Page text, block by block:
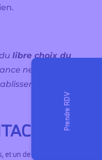
libre choix du
ne peut pas
un de nos